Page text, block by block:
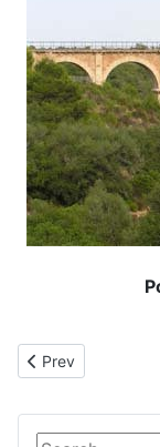
Previous article:
Prev